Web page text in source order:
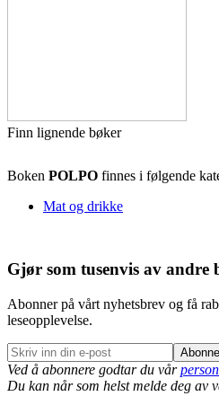
Finn lignende bøker
Boken POLPO finnes i følgende
Mat og drikke
Gjør som tusenvis av andre
Abonner på vårt nyhetsbrev og få
leseopplevelse.
Ved å abonnere godtar du vår
Du kan når som helst melde deg av